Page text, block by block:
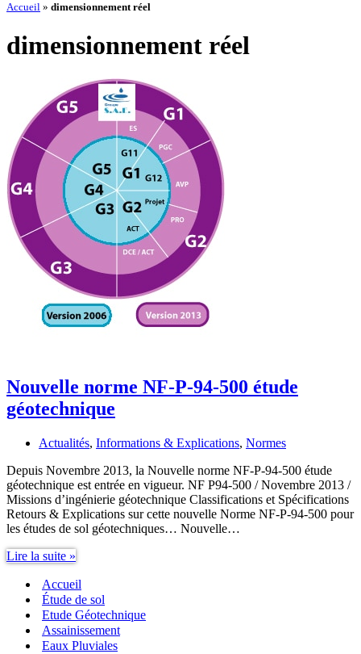
Accueil » dimensionnement réel
dimensionnement réel
Nouvelle norme NF-P-94-500 étude
géotechnique
Actualités, Informations & Explications, Normes
Depuis Novembre 2013, la Nouvelle norme NF-P-94-500 étude
géotechnique est entrée en vigueur. NF P94-500 / Novembre 2013 /
Missions d’ingénierie géotechnique Classifications et Spécifications
Retours & Explications sur cette nouvelle Norme NF-P-94-500 pour
les études de sol géotechniques… Nouvelle…
Lire la suite »
NF-
P-
94-
500
étude
Accueil
Étude de sol
Etude Géotechnique
Assainissement
Eaux Pluviales